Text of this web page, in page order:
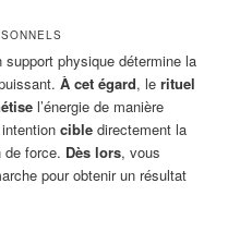
support physique détermine la
À cet égard, lerituel
l’énergie de manière
cible directement la
de force. Dès lors, vous
pour obtenir un résultat